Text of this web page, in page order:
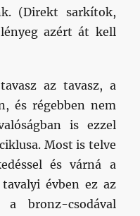
(Direkt sarkítok,
azért át kell
az tavasz, a
és régebben nem
is ezzel
Most is telve
és várná a
évben ez az
bronz-csodával